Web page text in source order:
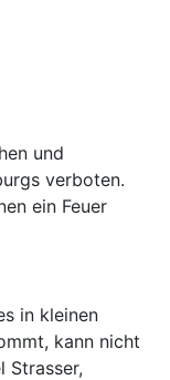
und
verboten.
ein Feuer
in kleinen
kann nicht
Strasser,